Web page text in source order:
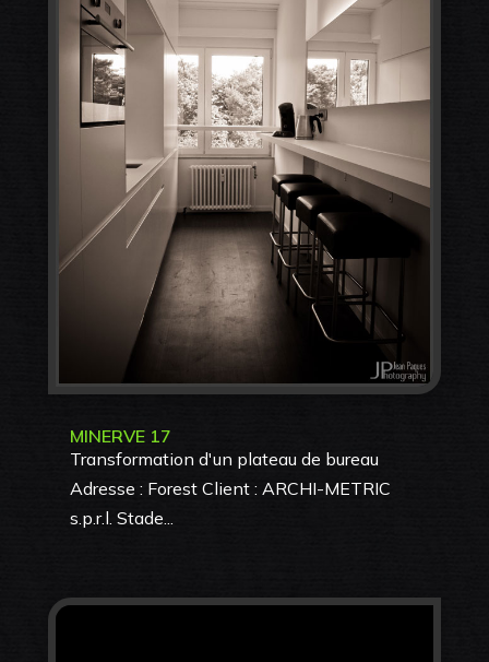
MINERVE 17
Transformation d'un plateau de bureau
Adresse : Forest Client : ARCHI-METRIC
s.p.r.l. Stade...